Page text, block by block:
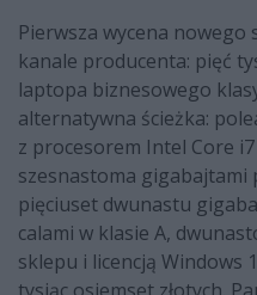
Pierwsza wycena
kanale producenta: pięć
laptopa biznesowego
alternatywna ścieżka:
z procesorem Intel Core
szesnastoma gigabajtami
pięciuset dwunastu
calami w klasie A,
sklepu i licencją Windows